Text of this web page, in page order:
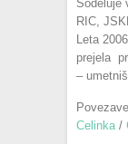
Sodeluje
RIC,
Leta
prejela
–
Celinka /